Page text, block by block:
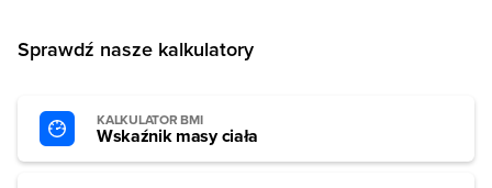
Sprawdź nasze kalkulatory
KALKULATOR BMI
Wskaźnik masy ciała